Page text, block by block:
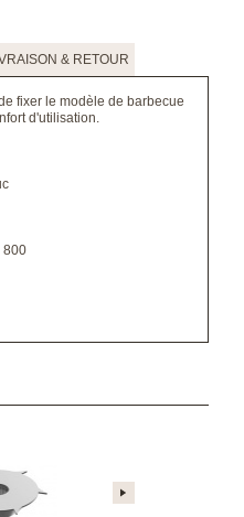
& RETOUR
fixer le modèle de barbecue
d'utilisation.
800